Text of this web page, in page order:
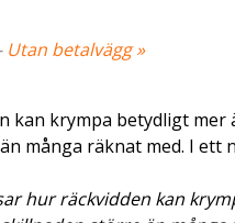
Utan betalvägg »
kan krympa betydligt mer
många räknat med. I ett
hur räckvidden kan